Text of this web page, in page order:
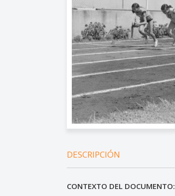
DESCRIPCIÓN
CONTEXTO DEL DOCUMENTO: